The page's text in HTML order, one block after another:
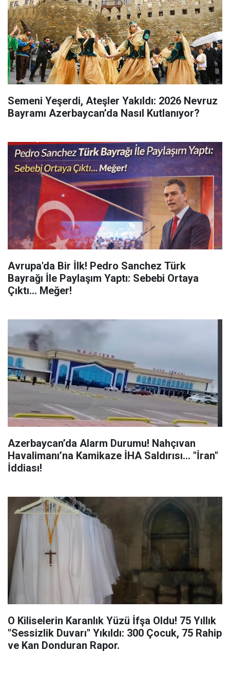
Semeni Yeşerdi, Ateşler Yakıldı: 2026 Nevruz
Bayramı Azerbaycan’da Nasıl Kutlanıyor?
Avrupa'da Bir İlk! Pedro Sanchez Türk
Bayrağı İle Paylaşım Yaptı: Sebebi Ortaya
Çıktı... Meğer!
Azerbaycan’da Alarm Durumu! Nahçıvan
Havalimanı’na Kamikaze İHA Saldırısı... "İran"
İddiası!
O Kiliselerin Karanlık Yüzü İfşa Oldu! 75 Yıllık
"Sessizlik Duvarı" Yıkıldı: 300 Çocuk, 75 Rahip
ve Kan Donduran Rapor.